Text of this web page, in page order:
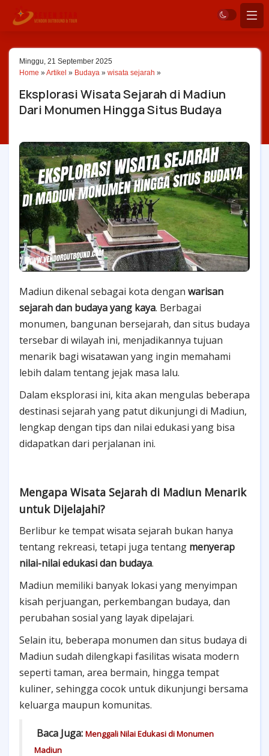
Minggu, 21 September 2025
Home »Artikel » Budaya » wisata sejarah »
Eksplorasi Wisata Sejarah di Madiun
Dari Monumen Hingga Situs Budaya
Madiun dikenal sebagai kota dengan warisan
sejarah dan budaya yang kaya. Berbagai
monumen, bangunan bersejarah, dan situs budaya
tersebar di wilayah ini, menjadikannya tujuan
menarik bagi wisatawan yang ingin memahami
lebih dalam tentang jejak masa lalu.
Dalam eksplorasi ini, kita akan mengulas beberapa
destinasi sejarah yang patut dikunjungi di Madiun,
lengkap dengan tips dan nilai edukasi yang bisa
didapatkan dari perjalanan ini.
Mengapa Wisata Sejarah di Madiun Menarik
untuk Dijelajahi?
Berlibur ke tempat wisata sejarah bukan hanya
tentang rekreasi, tetapi juga tentang menyerap
nilai-nilai edukasi dan budaya.
Madiun memiliki banyak lokasi yang menyimpan
kisah perjuangan, perkembangan budaya, dan
perubahan sosial yang layak dipelajari.
Selain itu, beberapa monumen dan situs budaya di
Madiun sudah dilengkapi fasilitas wisata modern
seperti taman, area bermain, hingga tempat
kuliner, sehingga cocok untuk dikunjungi bersama
keluarga maupun komunitas.
Baca Juga: Menggali Nilai Edukasi di Monumen
Madiun